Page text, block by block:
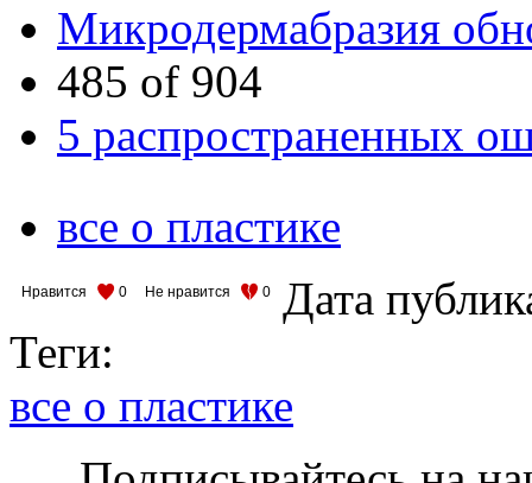
Микродермабразия
485 of 904
5 распространенных
все о пластике
Нравится 0 Не нравится 0
Дата
Теги:
все о пластике